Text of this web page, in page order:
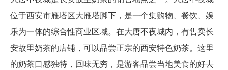
位于西安市雁塔区大雁塔脚下，是一个集购物、餐饮、娱
乐为一体的综合性商业区域。在大唐不夜城内，有售卖长
安故里奶茶的店铺，可以品尝正宗的西安特色奶茶。这里
的奶茶口感独特，回味无穷，是游客品尝当地美食的好去